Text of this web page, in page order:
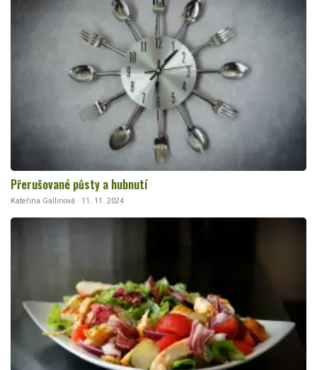
Přerušované půsty a hubnutí
Kateřina Gallinová · 11. 11. 2024